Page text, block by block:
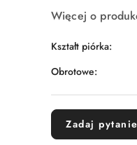
Więcej o
Kształt piórka:
Obrotowe:
Zadaj pytanie